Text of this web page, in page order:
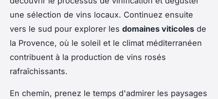
une sélection de vins locaux. Continuez ensuite
vers le sud pour explorer les domaines viticoles de
la Provence, où le soleil et le climat méditerranéen
contribuent à la production de vins rosés
rafraîchissants.
En chemin, prenez le temps d'admirer les paysages